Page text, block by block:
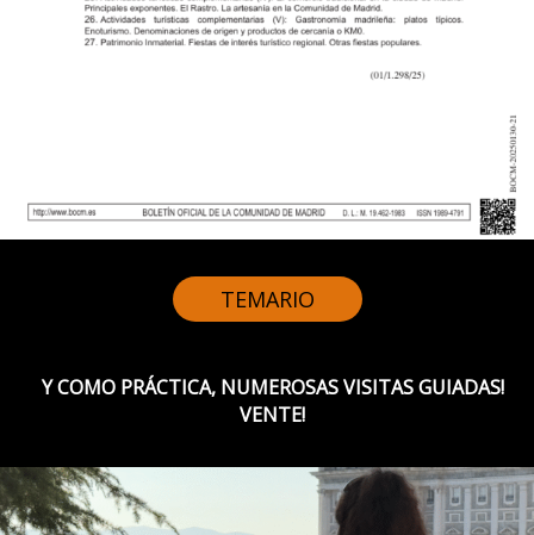
TEMARIO
Y COMO PRÁCTICA, NUMEROSAS VISITAS GUIADAS!
VENTE!